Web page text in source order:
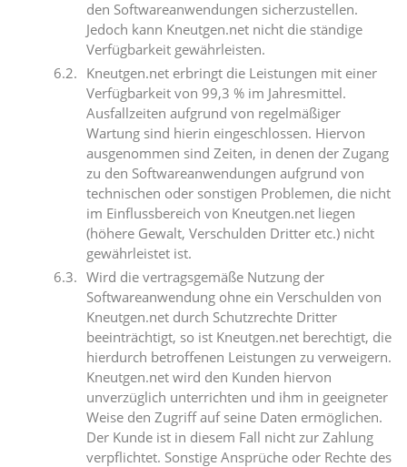
den Softwareanwendungen sicherzustellen.
Jedoch kann Kneutgen.net nicht die ständige
Verfügbarkeit gewährleisten.
Kneutgen.net erbringt die Leistungen mit einer
Verfügbarkeit von 99,3 % im Jahresmittel.
Ausfallzeiten aufgrund von regelmäßiger
Wartung sind hierin eingeschlossen. Hiervon
ausgenommen sind Zeiten, in denen der Zugang
zu den Softwareanwendungen aufgrund von
technischen oder sonstigen Problemen, die nicht
im Einflussbereich von Kneutgen.net liegen
(höhere Gewalt, Verschulden Dritter etc.) nicht
gewährleistet ist.
Wird die vertragsgemäße Nutzung der
Softwareanwendung ohne ein Verschulden von
Kneutgen.net durch Schutzrechte Dritter
beeinträchtigt, so ist Kneutgen.net berechtigt, die
hierdurch betroffenen Leistungen zu verweigern.
Kneutgen.net wird den Kunden hiervon
unverzüglich unterrichten und ihm in geeigneter
Weise den Zugriff auf seine Daten ermöglichen.
Der Kunde ist in diesem Fall nicht zur Zahlung
verpflichtet. Sonstige Ansprüche oder Rechte des